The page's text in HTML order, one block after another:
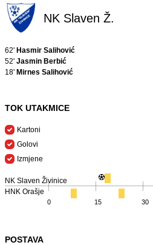
NK Slaven Ž.
62' Hasmir Salihović
52' Jasmin Berbić
18' Mirnes Salihović
TOK UTAKMICE
Kartoni
Golovi
Izmjene
NK Slaven Živinice
HNK Orašje
0 15 30
POSTAVA